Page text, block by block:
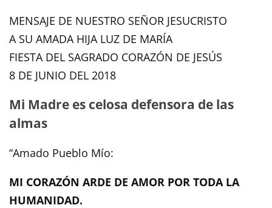
MENSAJE DE NUESTRO SEÑOR JESUCRISTO
A SU AMADA HIJA LUZ DE MARÍA
FIESTA DEL SAGRADO CORAZÓN DE JESÚS
8 DE JUNIO DEL 2018
Mi Madre es celosa defensora de las
almas
“Amado Pueblo Mío:
MI CORAZÓN ARDE DE AMOR POR TODA LA
HUMANIDAD.